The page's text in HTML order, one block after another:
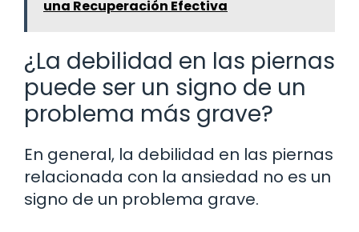
una Recuperación Efectiva
¿La debilidad en las piernas
puede ser un signo de un
problema más grave?
En general, la debilidad en las piernas
relacionada con la ansiedad no es un
signo de un problema grave.